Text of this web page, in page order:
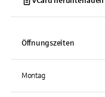
Öffnungszeiten
Montag